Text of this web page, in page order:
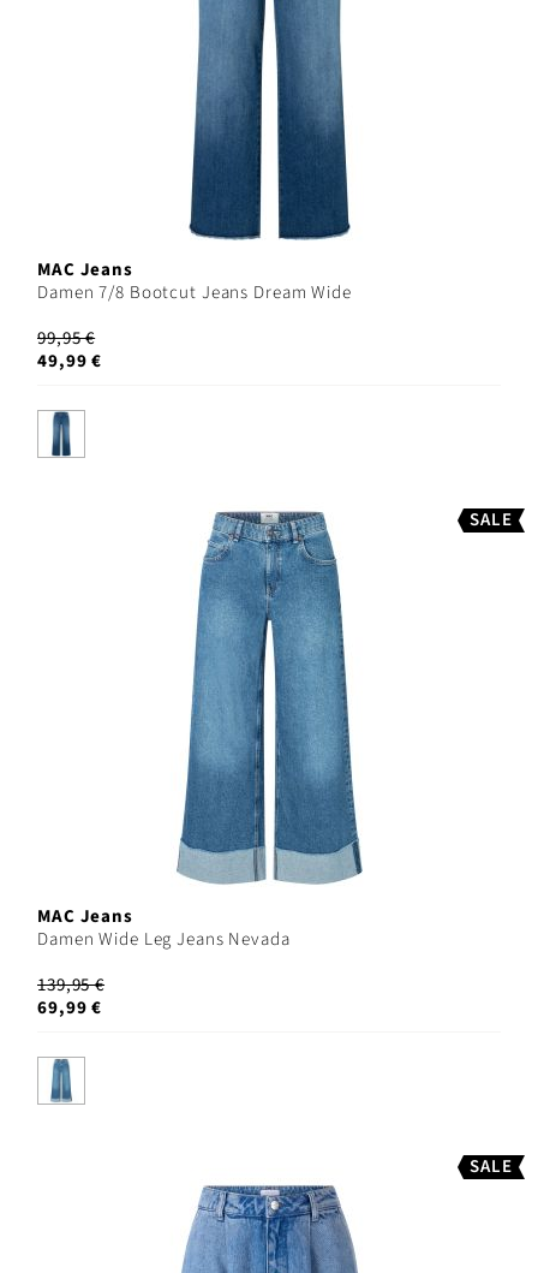
MAC Jeans
Damen 7/8 Bootcut Jeans Dream Wide
99,95 €
49,99 €
SALE
MAC Jeans
Damen Wide Leg Jeans Nevada
139,95 €
69,99 €
SALE